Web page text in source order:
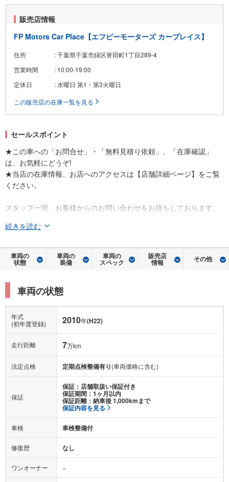
販売店情報
FP Motors Car Place【エフピーモーターズ カープレイス】
住所
: 千葉県千葉市緑区誉田町1丁目289-4
営業時間
: 10:00-19:00
定休日
: 水曜日 第1・第3火曜日
この販売店の在庫一覧を見る
セールスポイント
★この車への「お問合せ」・「無料見積り依頼」、「在庫確認」
は、お気軽にどうぞ!
★当店の在庫情報、お店へのアクセスは【店舗詳細ページ】をご覧
ください。
スタッフ一同、お客様からのお問い合わせをお待ちしております。
続きを読む
車両の
状態
車両の
装備
車両の
スペック
販売店
情報 その他
車両の状態
年式
(初年度登録)
2010年(H22)
走行距離 7万km
法定点検 定期点検整備有り(車両価格に含む)
保証
保証：店舗取扱い保証付き
保証期間：1ヶ月以内
保証距離：納車後 1,000kmまで
保証内容を見る
車検 車検整備付
修復歴 なし
ワンオーナー −